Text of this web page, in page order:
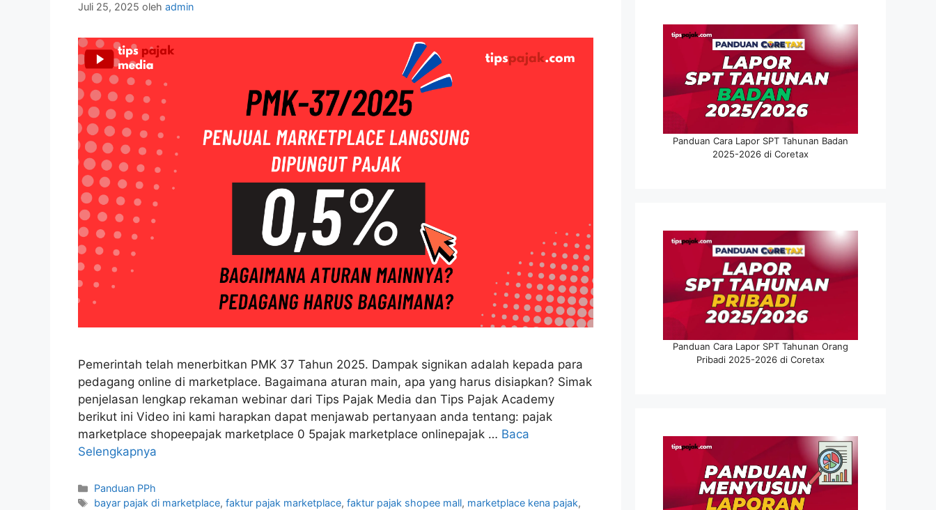
Juli 25, 2025 oleh admin
Pemerintah telah menerbitkan PMK 37 Tahun 2025. Dampak signikan adalah kepada para
pedagang online di marketplace. Bagaimana aturan main, apa yang harus disiapkan? Simak
penjelasan lengkap rekaman webinar dari Tips Pajak Media dan Tips Pajak Academy
berikut ini Video ini kami harapkan dapat menjawab pertanyaan anda tentang: pajak
marketplace shopeepajak marketplace 0 5pajak marketplace onlinepajak … Baca
Selengkapnya
Kategori
Panduan PPh
Tag
bayar pajak di marketplace,faktur pajak marketplace,faktur pajak shopee mall, marketplace kena pajak,
Panduan Cara Lapor SPT Tahunan Badan
2025-2026 di Coretax
Panduan Cara Lapor SPT Tahunan Orang
Pribadi 2025-2026 di Coretax